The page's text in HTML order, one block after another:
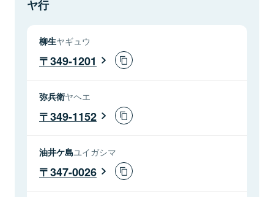
ヤ行
柳生ヤギュウ
349-1201
弥兵衛ヤヘエ
349-1152
油井ケ島ユイガシマ
347-0026